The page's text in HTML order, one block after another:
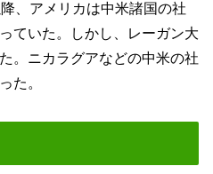
、アメリカは中米諸国の社
ていた。しかし、レーガン大
。ニカラグアなどの中米の社
た。